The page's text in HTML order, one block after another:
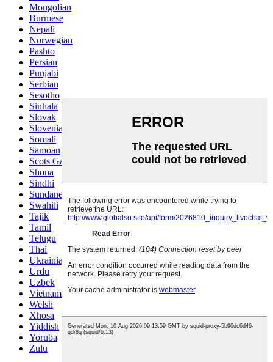
Mongolian
Burmese
Nepali
Norwegian
Pashto
Persian
Punjabi
Serbian
Sesotho
Sinhala
Slovak
Slovenian
Somali
Samoan
Scots Gaelic
Shona
Sindhi
Sundanese
Swahili
Tajik
Tamil
Telugu
Thai
Ukrainian
Urdu
Uzbek
Vietnamese
Welsh
Xhosa
Yiddish
Yoruba
Zulu